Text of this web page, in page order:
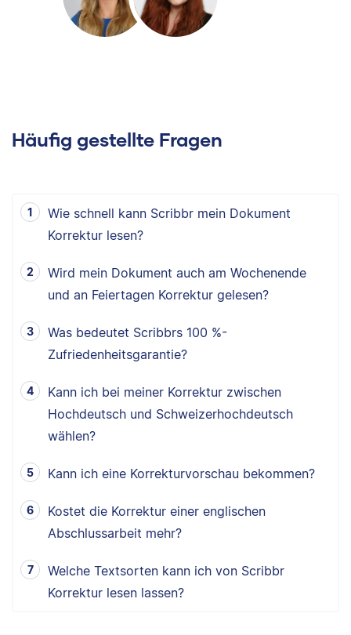
Häufig gestellte Fragen
Wie schnell kann Scribbr mein Dokument
Korrektur lesen?
Wird mein Dokument auch am Wochenende
und an Feiertagen Korrektur gelesen?
Was bedeutet Scribbrs 100 %-
Zufriedenheitsgarantie?
Kann ich bei meiner Korrektur zwischen
Hochdeutsch und Schweizerhochdeutsch
wählen?
Kann ich eine Korrekturvorschau bekommen?
Kostet die Korrektur einer englischen
Abschlussarbeit mehr?
Welche Textsorten kann ich von Scribbr
Korrektur lesen lassen?